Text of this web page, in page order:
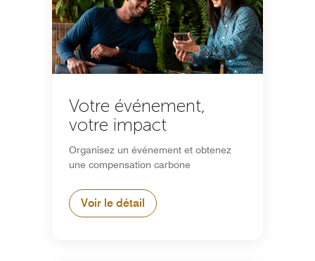
Votre événement,
votre impact
Organisez un événement et obtenez
une compensation carbone
Voir le détail